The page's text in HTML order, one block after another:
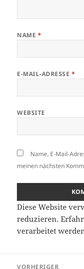
NAME *
E-MAIL-ADRESSE *
WEBSITE
Name, E-Mail-
meinen nächsten
Diese Website
reduzieren.
verarbeitet
VORHERIGER